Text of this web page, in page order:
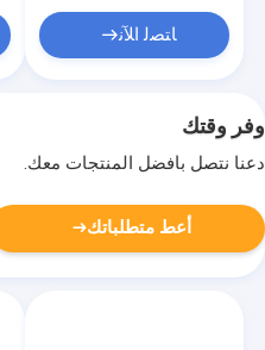
ﺎﺘﺼﻟ ﺍﻶﻧ
وفر وقتك
دعنا نتصل بأفضل المنتجات معك.
أعط متطلباتك